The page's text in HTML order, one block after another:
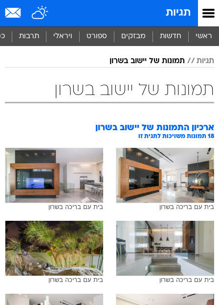
תגיות
ראשי חדשות מבזקים ספורט ויראלי תרבות
תגיות תמונות של יישוב בשרון
תמונות של יישוב בשרון
ארכיון התמונות של יישוב בשרון
18 תמונות משויכות לתגית זו
בית עם בריכה בשרון בית עם בריכה בשרון
בית עם בריכה בשרון בית עם בריכה בשרון